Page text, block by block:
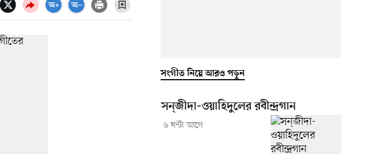
সংগীত নিয়ে আরও পড়ুন
সন্‌জীদা-ওয়াহিদুলের রবীন্দ্রগান
৬ ঘণ্টা আগে